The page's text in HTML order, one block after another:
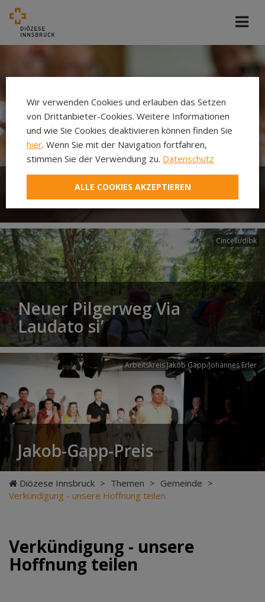
Christliche Gemeinde
Cincelli/dibk
Neuer Pilgerweg Via
Laudato si’
Arbeitskreis Jakob Gapp/Johannes Erler
Jakob-Gapp-Preis
Diözese Innsbruck > Themen > Gemeinde >
Verkündigung - unsere Hoffnung teilen
Verkündigung - unsere
Hoffnung teilen
Wir verwenden Cookies und erlauben das Setzen
von Drittanbieter-Cookies. Weitere Informationen
und wie Sie Cookies deaktivieren können finden Sie
hier. Wenn Sie mit der Navigation fortfahren,
stimmen Sie der Verwendung zu. Datenschutz
ALLE COOKIES AKZEPTIEREN